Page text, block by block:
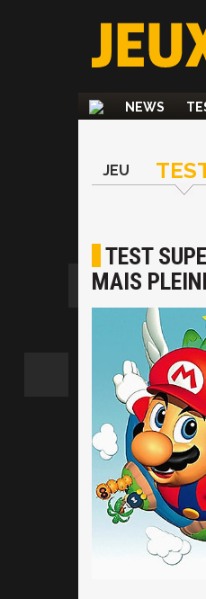
NEWS
JEU
TEST
MAIS